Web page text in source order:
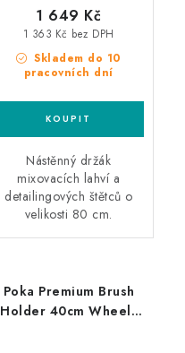
Skladem do 10
pracovních dní
1 363 Kč bez DPH
1 649 Kč
Nástěnný držák
mixovacích lahví a
detailingových štětců o
velikosti 80 cm.
Poka Premium Brush
Holder 40cm Wheels